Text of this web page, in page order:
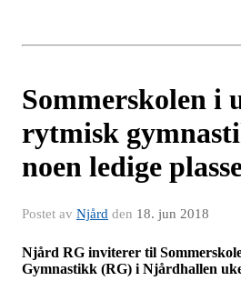
Sommerskolen i
rytmisk
noen ledige
Postet av Njård den 18. jun 2018
Njård RG inviterer til
Gymnastikk (RG) i Njårdhallen